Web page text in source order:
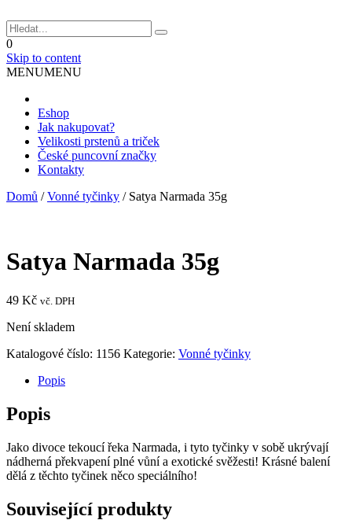
0
Skip to content
MENUMENU
Eshop
Jak nakupovat?
Velikosti prstenů a triček
České puncovní značky
Kontakty
Domů /Vonné tyčinky / Satya Narmada 35g
Satya Narmada 35g
49 Kč vč. DPH
Není skladem
Katalogové číslo: 1156 Kategorie: Vonné tyčinky
Popis
Popis
Jako divoce tekoucí řeka Narmada, i tyto tyčinky v sobě ukrývají
nádherná překvapení plné vůní a exotické svěžesti! Krásné balení
dělá z těchto tyčinek něco speciálního!
Související produkty